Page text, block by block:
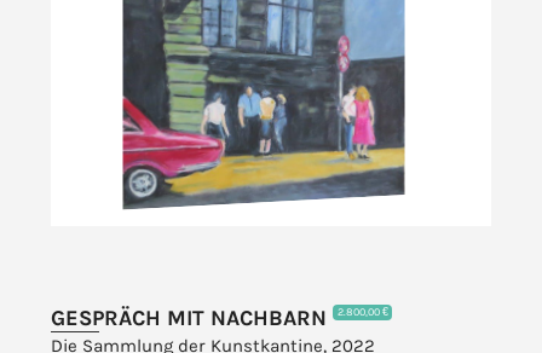
GESPRÄCH MIT NACHBARN 2.800,00 €
Die Sammlung der Kunstkantine, 2022